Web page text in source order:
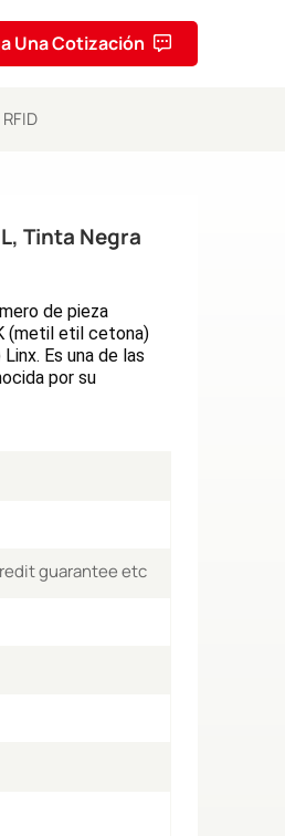
Una Cotización
Tinta Negra
de pieza
(metil etil cetona)
Es una de las
por su
guarantee etc